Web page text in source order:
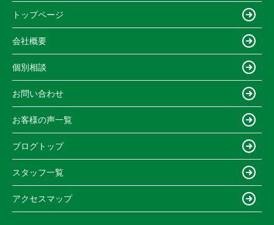
トップページ
会社概要
個別相談
お問い合わせ
お客様の声一覧
ブログトップ
スタッフ一覧
アクセスマップ